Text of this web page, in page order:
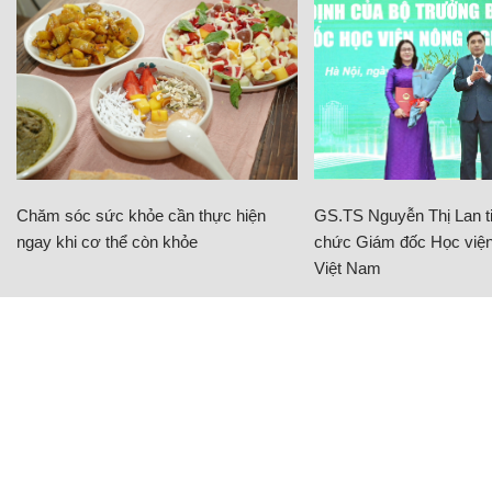
Chăm sóc sức khỏe cần thực hiện
ngay khi cơ thể còn khỏe
GS.TS Nguyễn Thị Lan
chức Giám đốc Học
Việt Nam